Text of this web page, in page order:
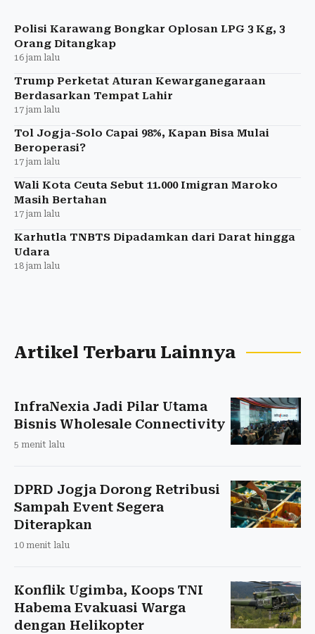
Polisi Karawang Bongkar Oplosan LPG 3 Kg, 3
Orang Ditangkap
16 jam lalu
Trump Perketat Aturan Kewarganegaraan
Berdasarkan Tempat Lahir
17 jam lalu
Tol Jogja-Solo Capai 98%, Kapan Bisa Mulai
Beroperasi?
17 jam lalu
Wali Kota Ceuta Sebut 11.000 Imigran Maroko
Masih Bertahan
17 jam lalu
Karhutla TNBTS Dipadamkan dari Darat hingga
Udara
18 jam lalu
Artikel Terbaru Lainnya
InfraNexia Jadi Pilar Utama
Bisnis Wholesale Connectivity
5 menit lalu
DPRD Jogja Dorong Retribusi
Sampah Event Segera
Diterapkan
10 menit lalu
Konflik Ugimba, Koops TNI
Habema Evakuasi Warga
dengan Helikopter